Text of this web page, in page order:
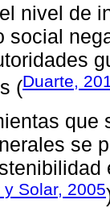
nivel de
social
(Duarte,
que
se
y Solar, 2005